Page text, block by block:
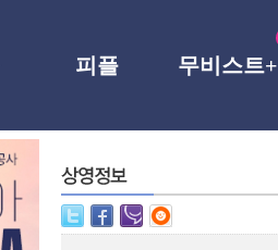
피플 무비스트+